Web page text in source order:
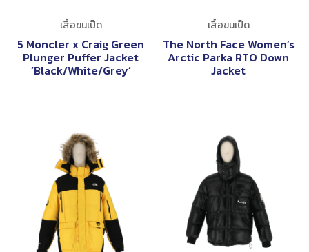
เสื้อขนเป็ด
5 Moncler x Craig Green
Plunger Puffer Jacket
‘Black/White/Grey’
เสื้อขนเป็ด
The North Face Women’s
Arctic Parka RTO Down
Jacket